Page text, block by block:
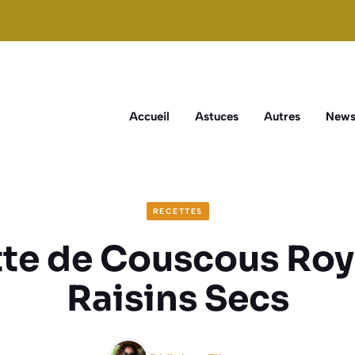
Accueil Astuces Autres News
RECETTES
de Couscous
Raisins Secs